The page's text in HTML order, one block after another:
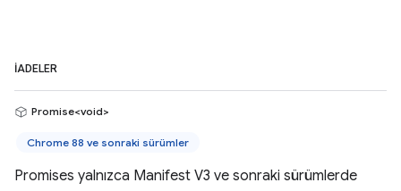
İADELER
Promise<void>
Chrome 88 ve sonraki sürümler
Promises yalnızca Manifest V3 ve sonraki sürümlerde